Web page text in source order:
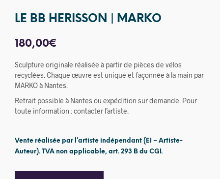
LE BB HERISSON | MARKO
180,00€
Sculpture originale réalisée à partir de pièces de vélos
recyclées. Chaque œuvre est unique et façonnée à la main par
MARKO à Nantes.
Retrait possible à Nantes ou expédition sur demande. Pour
toute information : contacter l’artiste.
Vente réalisée par l’artiste indépendant (EI – Artiste-
Auteur). TVA non applicable, art. 293 B du CGI.